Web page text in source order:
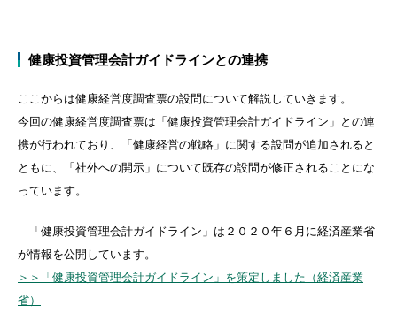
健康投資管理会計ガイドラインとの連携
ここからは健康経営度調査票の設問について解説していきます。
今回の健康経営度調査票は「健康投資管理会計ガイドライン」との連
携が行われており、「健康経営の戦略」に関する設問が追加されると
ともに、「社外への開示」について既存の設問が修正されることにな
っています。
「健康投資管理会計ガイドライン」は２０２０年６月に経済産業省
が情報を公開しています。
＞＞「健康投資管理会計ガイドライン」を策定しました（経済産業
省）